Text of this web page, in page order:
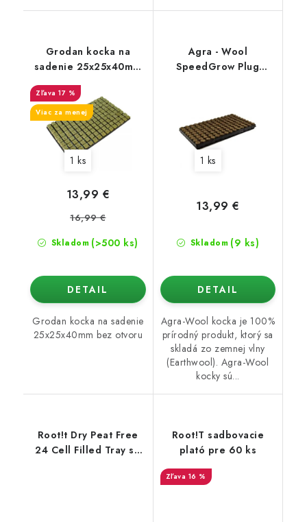
Grodan kocka na
sadenie 25x25x40mm
150 ks
17 %
Viac za menej
1 ks
Skladom (>500 ks)
13,99 €
16,99 €
DETAIL
Grodan kocka na sadenie
25x25x40mm bez otvoru
Agra - Wool
SpeedGrow Plug
1 ks
Skladom (9 ks)
13,99 €
DETAIL
Agra-Wool kocka je 100%
prírodný produkt, ktorý sa
skladá zo zemnej vlny
(Earthwool). Agra-Wool
kocky sú...
Root!t Dry Peat Free
24 Cell Filled Tray so
Root!T sadbovacie
plató pre 60 ks
16 %